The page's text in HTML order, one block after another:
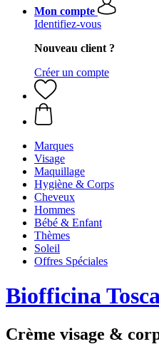
Mon compte
Identifiez-vous
Nouveau client ?
Créer un compte
Marques
Visage
Maquillage
Hygiène & Corps
Cheveux
Hommes
Bébé & Enfant
Thèmes
Soleil
Offres Spéciales
Biofficina
Crème visage &